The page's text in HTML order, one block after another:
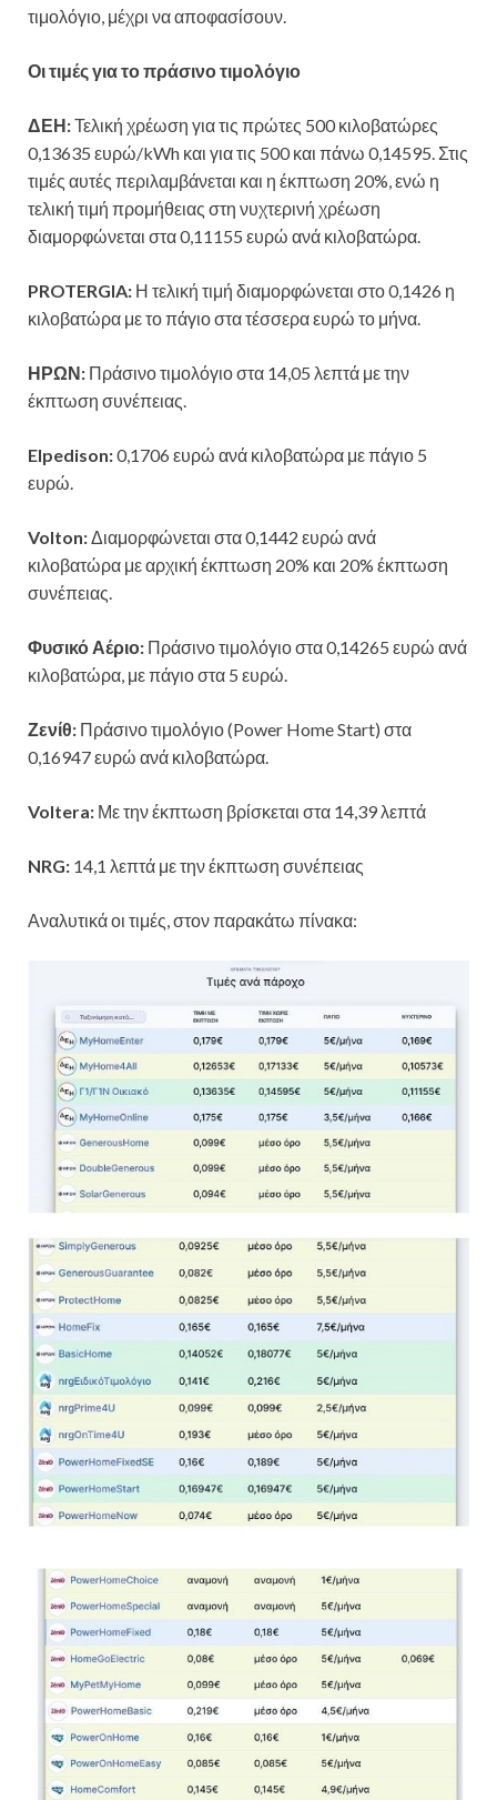
τιμολόγιο, μέχρι να αποφασίσουν.
Οι τιμές για το πράσινο τιμολόγιο
ΔΕΗ:Τελική χρέωση για τις πρώτες 500 κιλοβατώρες
0,13635 ευρώ/kWh και για τις 500 και πάνω 0,14595. Στις
τιμές αυτές περιλαμβάνεται και η έκπτωση 20%, ενώ η
τελική τιμή προμήθειας στη νυχτερινή χρέωση
διαμορφώνεται στα 0,11155 ευρώ ανά κιλοβατώρα.
PROTERGIA: Η τελική τιμή διαμορφώνεται στο 0,1426 η
κιλοβατώρα με το πάγιο στα τέσσερα ευρώ το μήνα.
ΗΡΩΝ: Πράσινο τιμολόγιο στα 14,05 λεπτά με την
έκπτωση συνέπειας.
Elpedison:0,1706 ευρώ ανά κιλοβατώρα με πάγιο 5
ευρώ.
Volton: Διαμορφώνεται στα 0,1442 ευρώ ανά
κιλοβατώρα με αρχική έκπτωση 20% και 20% έκπτωση
συνέπειας.
Φυσικό Αέριο: Πράσινο τιμολόγιο στα 0,14265 ευρώ ανά
κιλοβατώρα, με πάγιο στα 5 ευρώ.
Ζενίθ: Πράσινο τιμολόγιο (Power Home Start) στα
0,16947 ευρώ ανά κιλοβατώρα.
Voltera: Με την έκπτωση βρίσκεται στα 14,39 λεπτά
NRG: 14,1 λεπτά με την έκπτωση συνέπειας
Αναλυτικά οι τιμές, στον παρακάτω πίνακα: